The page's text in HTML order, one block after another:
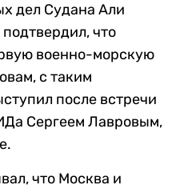
дел Судана Али
что
военно-морскую
с таким
после встречи
Сергеем Лавровым,
что Москва и